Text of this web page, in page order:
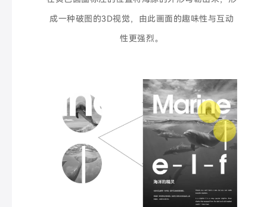
成一种破图的3D视觉，由此画面的趣味性与互动
性更强烈。